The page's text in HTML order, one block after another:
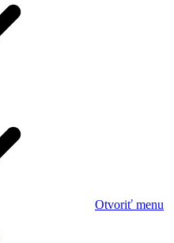
Otvoriť menu